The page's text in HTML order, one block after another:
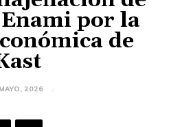
por la
de
2026